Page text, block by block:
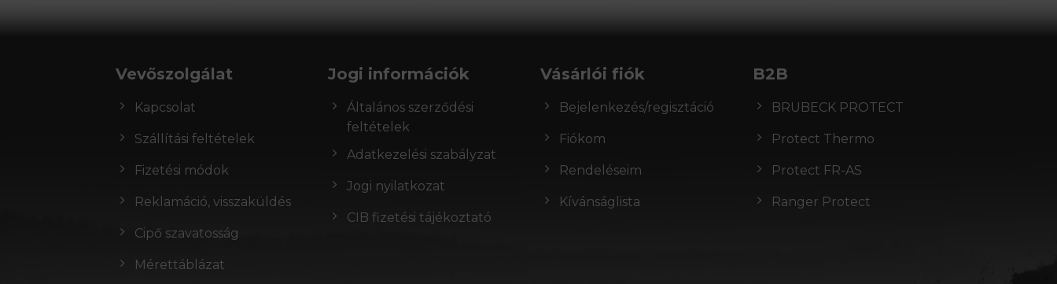
Vevőszolgálat
Kapcsolat
Szállítási feltételek
Fizetési módok
Reklamáció, visszaküldés
Cipő szavatosság
Mérettáblázat
Jogi információk
Általános szerződési
feltételek
Adatkezelési szabályzat
Jogi nyilatkozat
CIB fizetési tájékoztató
Vásárlói fiók
Bejelenkezés/regisztáció
Fiókom
Rendeléseim
Kívánságlista
B2B
BRUBECK PROTECT
Protect Thermo
Protect FR-AS
Ranger Protect